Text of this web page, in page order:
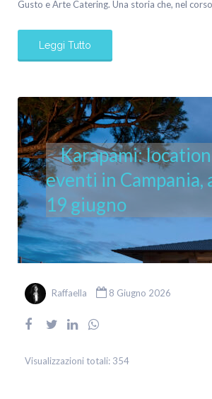
Gusto e Arte Catering. Una storia che, nel
Leggi Tutto
Karapami:
eventi in Campania,
19 giugno
Raffaella 8 Giugno 2026
Visualizzazioni totali: 354